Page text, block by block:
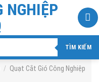
TÌM KIẾM
/ Quạt Cắt Gió Công Nghiệp